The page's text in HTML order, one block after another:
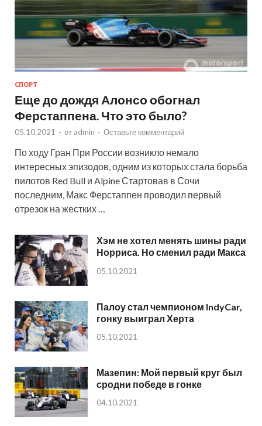
СПОРТ
Еще до дождя Алонсо обогнал
Ферстаппена. Что это было?
05.10.2021 - от admin - Оставьте комментарий
По ходу Гран При России возникло немало
интересных эпизодов, одним из которых стала борьба
пилотов Red Bull и Alpine Стартовав в Сочи
последним, Макс Ферстаппен проводил первый
отрезок на жестких …
Хэм не хотел менять шины ради
Норриса. Но сменил ради Макса
05.10.2021
Палоу стал чемпионом IndyCar,
гонку выиграл Херта
05.10.2021
Мазепин: Мой первый круг был
сродни победе в гонке
04.10.2021